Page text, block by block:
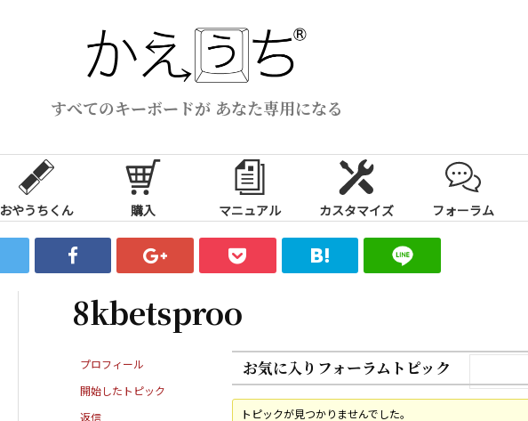
すべてのキーボードが あなた専用になる
おやうちくん 購入 マニュアル カスタマイズ フォーラム
8kbetsproo
プロフィール
開始したトピック
返信
お気に入りフォーラムトピック
トピックが見つかりませんでした。